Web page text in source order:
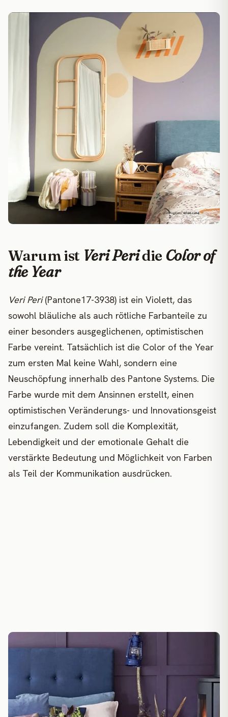
Warum ist Veri Peridie Color of
the Year
Veri Peri(Pantone17-3938) ist ein Violett, das
sowohl bläuliche als auch rötliche Farbanteile zu
einer besonders ausgeglichenen, optimistischen
Farbe vereint. Tatsächlich ist die Color of the Year
zum ersten Mal keine Wahl, sondern eine
Neuschöpfung innerhalb des Pantone Systems. Die
Farbe wurde mit dem Ansinnen erstellt, einen
optimistischen Veränderungs- und Innovationsgeist
einzufangen. Zudem soll die Komplexität,
Lebendigkeit und der emotionale Gehalt die
verstärkte Bedeutung und Möglichkeit von Farben
als Teil der Kommunikation ausdrücken.